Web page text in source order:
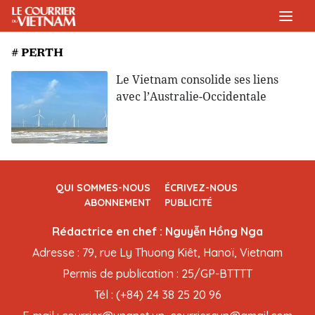
# PERTH
Le Vietnam consolide ses liens
avec l’Australie-Occidentale
QUI SOMMES-NOUS
ÉCRIVEZ-NOUS
ABONNEMENT
PUBLICITÉ
Rédactrice en chef : Nguyễn Hồng Nga
Adresse : 79, rue Ly Thuong Kiêt, Hanoï, Vietnam
Permis de publication : 25/GP-BTTTT
Tél : (+84) 24 38 25 20 96